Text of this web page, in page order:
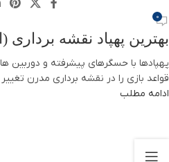
0
بهترین پهپاد نقشه برداری
پهپادها با حسگرهای پیشرفته و دوربین
قواعد بازی را در نقشه برداری مدرن تغییر
ادامه مطلب